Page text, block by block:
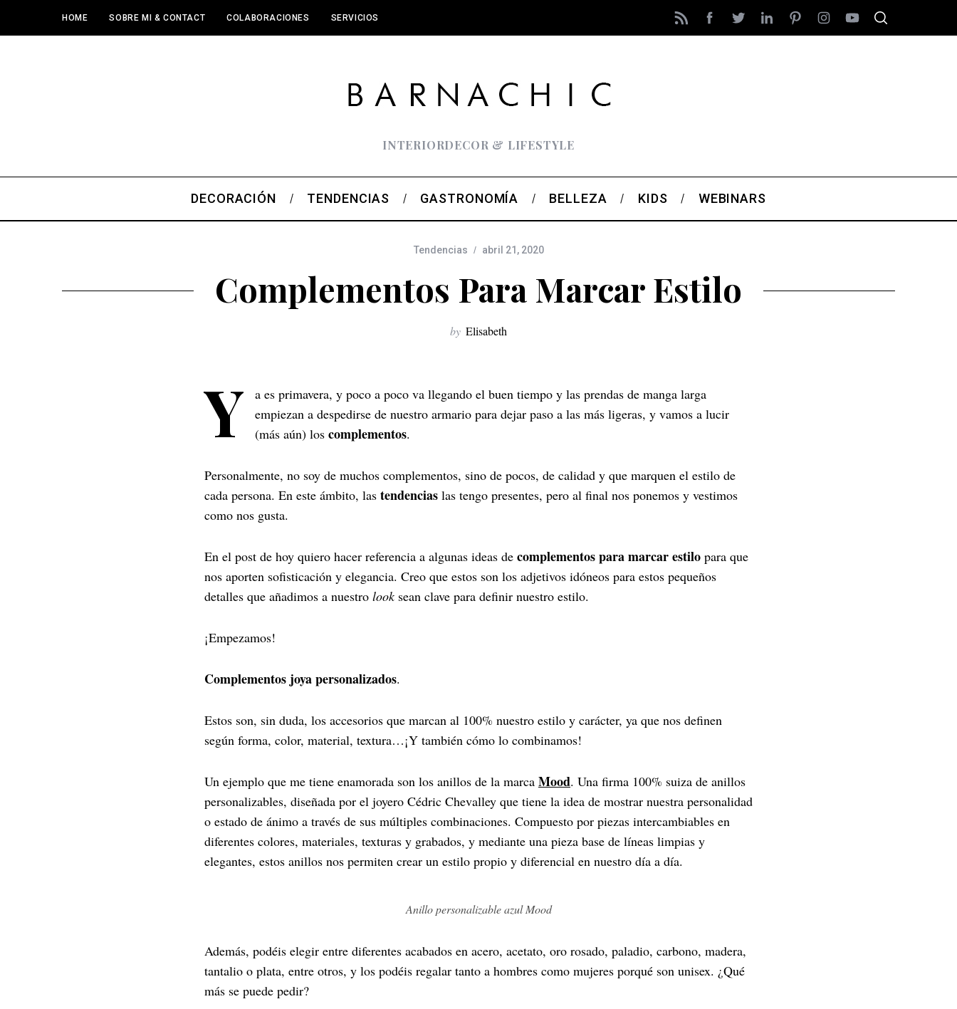
HOME SOBRE MI & CONTACT COLABORACIONES SERVICIOS
INTERIORDECOR & LIFESTYLE
DECORACIÓN TENDENCIAS GASTRONOMÍA BELLEZA KIDS WEBINARS
Tendencias abril 21, 2020
Complementos Para Marcar Estilo
by Elisabeth
Y
a es primavera, y poco a poco va llegando el buen tiempo y las prendas de manga larga
empiezan a despedirse de nuestro armario para dejar paso a las más ligeras, y vamos a lucir
(más aún) los complementos.
Personalmente, no soy de muchos complementos, sino de pocos, de calidad y que marquen el estilo de
cada persona. En este ámbito, las tendencias las tengo presentes, pero al final nos ponemos y vestimos
como nos gusta.
En el post de hoy quiero hacer referencia a algunas ideas de complementos para marcar estilo para que
nos aporten sofisticación y elegancia. Creo que estos son los adjetivos idóneos para estos pequeños
detalles que añadimos a nuestro looksean clave para definir nuestro estilo.
¡Empezamos!
Complementos joya personalizados.
Estos son, sin duda, los accesorios que marcan al 100% nuestro estilo y carácter, ya que nos definen
según forma, color, material, textura…¡Y también cómo lo combinamos!
Un ejemplo que me tiene enamorada son los anillos de la marca Mood. Una firma 100% suiza de anillos
personalizables, diseñada por el joyero Cédric Chevalley que tiene la idea de mostrar nuestra personalidad
o estado de ánimo a través de sus múltiples combinaciones. Compuesto por piezas intercambiables en
diferentes colores, materiales, texturas y grabados, y mediante una pieza base de líneas limpias y
elegantes, estos anillos nos permiten crear un estilo propio y diferencial en nuestro día a día.
Anillo personalizable azul Mood
Además, podéis elegir entre diferentes acabados en acero, acetato, oro rosado, paladio, carbono, madera,
tantalio o plata, entre otros, y los podéis regalar tanto a hombres como mujeres porqué son unisex. ¿Qué
más se puede pedir?